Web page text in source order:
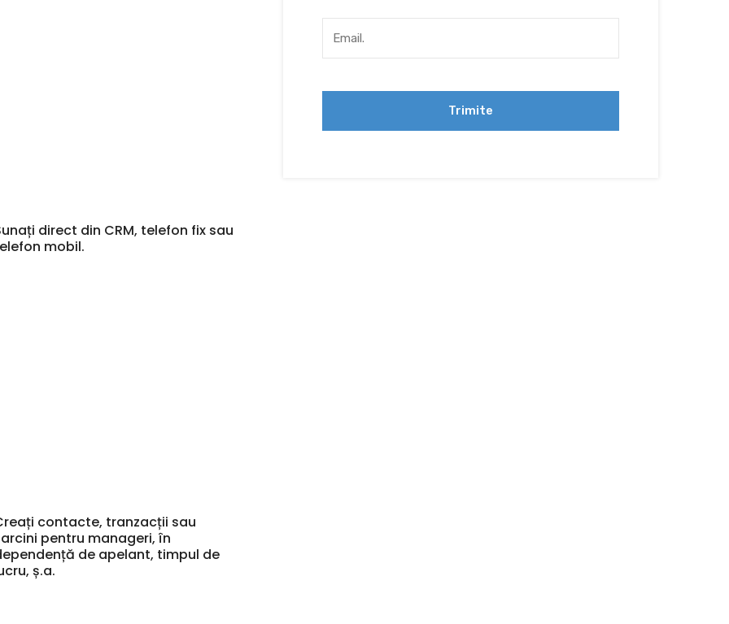
direct din CRM, telefon fix sau
mobil.
contacte, tranzacții sau
pentru manageri, în
de apelant, timpul de
ș.a.